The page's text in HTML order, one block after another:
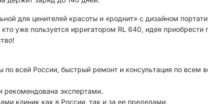
для ценителей красоты и «роднит» с дизайном
уже пользуется ирригатором RL 640, идея приобрести
всей России, быстрый ремонт и консультация по всем
рекомендована экспертами.
клиник как в России, так и за ее пределами.